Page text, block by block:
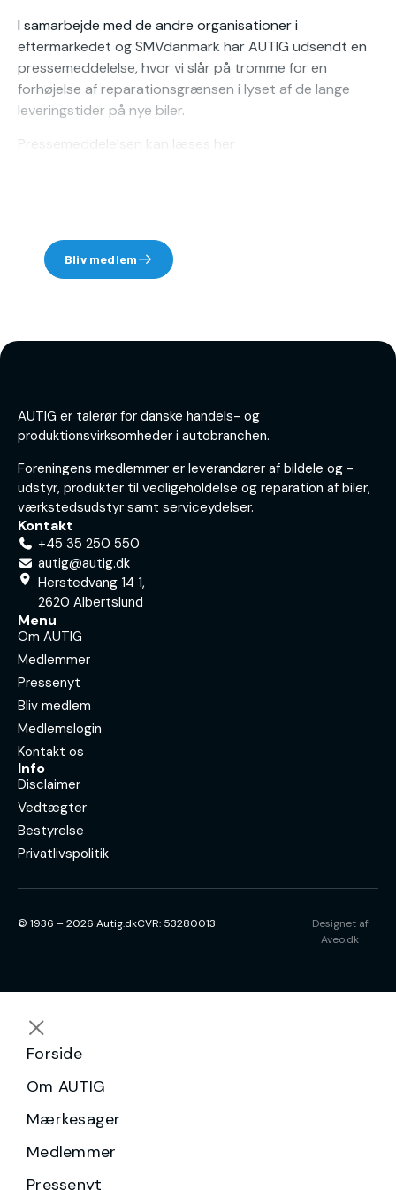
I samarbejde med de andre organisationer i
eftermarkedet og SMVdanmark har AUTIG udsendt en
pressemeddelelse, hvor vi slår på tromme for en
forhøjelse af reparationsgrænsen i lyset af de lange
leveringstider på nye biler.
Pressemeddelelsen kan læses her
Bliv medlem
AUTIG er talerør for danske handels- og
produktionsvirksomheder i autobranchen.
Foreningens medlemmer er leverandører af bildele og -
udstyr, produkter til vedligeholdelse og reparation af biler,
værkstedsudstyr samt serviceydelser.
Kontakt
+45 35 250 550
autig@autig.dk
Herstedvang 14 1,
2620 Albertslund
Menu
Om AUTIG
Medlemmer
Pressenyt
Bliv medlem
Medlemslogin
Kontakt os
Info
Disclaimer
Vedtægter
Bestyrelse
Privatlivspolitik
© 1936 – 2026 Autig.dkCVR: 53280013
Designet af
Aveo.dk
Forside
Om AUTIG
Mærkesager
Medlemmer
Pressenyt